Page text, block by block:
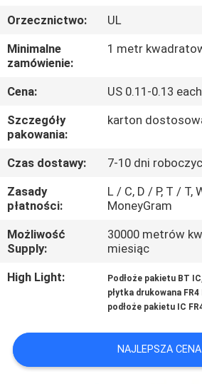
WYCIECZKA
PO
KONTROLA
JAKOŚCI
SKONTAKTUJ
SIĘ
Z
AKTUALNOŚCI
POPROSIĆ
Orzecznictwo:
UL
Minimalne
zamówienie:
1 metr
Cena:
US 0.11-0.13
Szczegóły
pakowania:
karton
Czas dostawy:
7-10 dni
Zasady
płatności:
L / C, D / P, T / T,
MoneyGram
Możliwość
Supply:
30000 metrów
miesiąc
High Light:
Podłoże pakietu BT IC
płytka drukowana FR4
podłoże pakietu IC
NAJLEPSZA CENA